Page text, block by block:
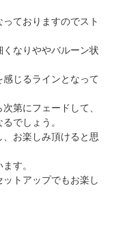
ておりますのでスト
なりややバルーン状
じるラインとなって
第にフェードして、
でしょう。
お楽しみ頂けると思
す。
トアップでもお楽し